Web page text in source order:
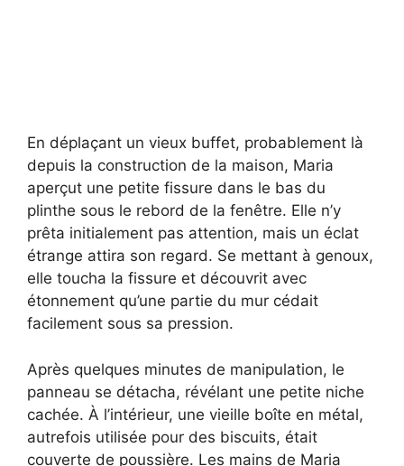
En déplaçant un vieux buffet, probablement là
depuis la construction de la maison, Maria
aperçut une petite fissure dans le bas du
plinthe sous le rebord de la fenêtre. Elle n’y
prêta initialement pas attention, mais un éclat
étrange attira son regard. Se mettant à genoux,
elle toucha la fissure et découvrit avec
étonnement qu’une partie du mur cédait
facilement sous sa pression.
Après quelques minutes de manipulation, le
panneau se détacha, révélant une petite niche
cachée. À l’intérieur, une vieille boîte en métal,
autrefois utilisée pour des biscuits, était
couverte de poussière. Les mains de Maria